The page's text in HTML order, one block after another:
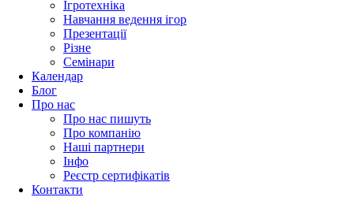
Ігротехніка
Навчання ведення ігор
Презентації
Різне
Семінари
Календар
Блог
Про нас
Про нас пишуть
Про компанію
Наші партнери
Інфо
Реєстр сертифікатів
Контакти